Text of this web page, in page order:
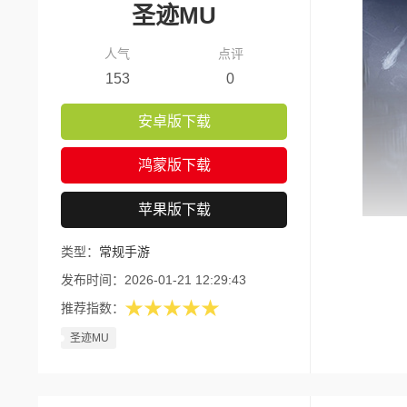
圣迹MU
人气
153
点评
0
安卓版下载
鸿蒙版下载
苹果版下载
类型： 常规手游
发布时间： 2026-01-21 12:29:43
推荐指数： ★★★★★
圣迹MU